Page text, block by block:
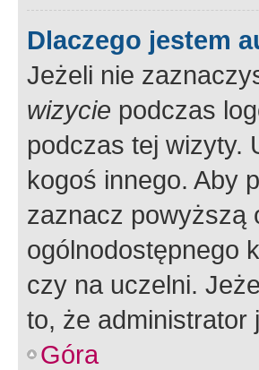
Dlaczego jestem
Jeżeli nie
wizycie podczas
podczas tej wizyty.
kogoś innego. Aby
zaznacz powyższą
ogólnodostępnego
czy na uczelni.
to, że administrator
Góra